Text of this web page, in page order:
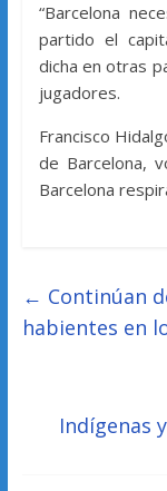
“Barcelona
partido el
dicha en otras
jugadores.
Francisco
de Barcelona,
Barcelona
← Continúan
habientes en
Indígenas